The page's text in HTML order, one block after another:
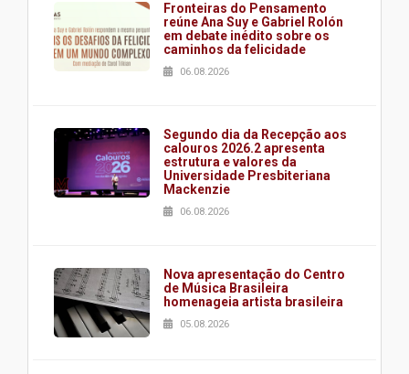
Fronteiras do Pensamento
reúne Ana Suy e Gabriel Rolón
em debate inédito sobre os
caminhos da felicidade
06.08.2026
Segundo dia da Recepção aos
calouros 2026.2 apresenta
estrutura e valores da
Universidade Presbiteriana
Mackenzie
06.08.2026
Nova apresentação do Centro
de Música Brasileira
homenageia artista brasileira
05.08.2026